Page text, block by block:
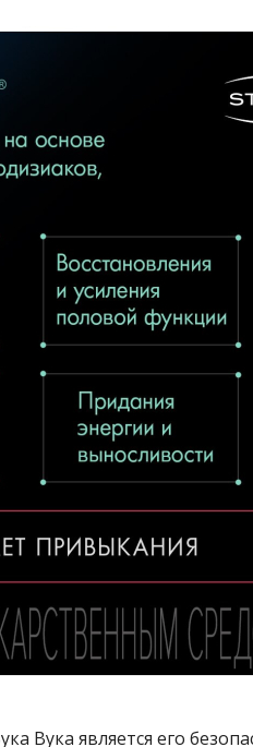
Вука является его